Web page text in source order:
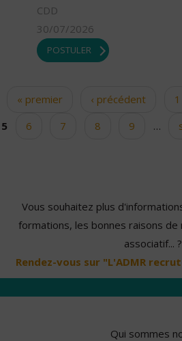
CDD
30/07/2026
POSTULER
Pages
« premier ‹ précédent 1
5
6 7 8 9 …
Vous souhaitez plus
formations, les bonnes raisons
associatif... ?
Rendez-vous sur "L'ADMR
Qui sommes